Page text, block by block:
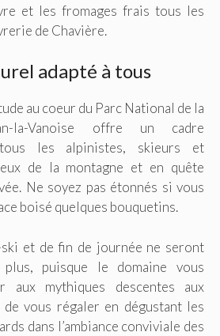
et les fromages frais tous les
de Chavière.
adapté à tous
au coeur du Parc National de la
la-Vanoise offre un cadre
les alpinistes, skieurs et
de la montagne et en quête
Ne soyez pas étonnés si vous
boisé quelques bouquetins.
ski et de fin de journée ne seront
puisque le domaine vous
aux mythiques descentes aux
de vous régaler en dégustant les
dans l’ambiance conviviale des